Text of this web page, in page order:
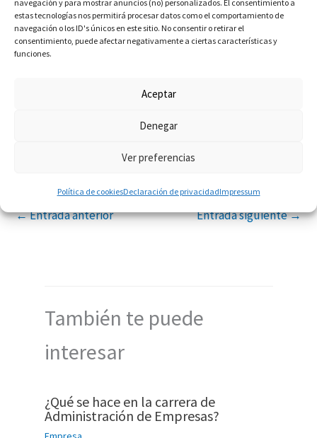
navegación y para mostrar anuncios (no) personalizados. El consentimiento a
estas tecnologías nos permitirá procesar datos como el comportamiento de
navegación o los ID's únicos en este sitio. No consentir o retirar el
consentimiento, puede afectar negativamente a ciertas características y
funciones.
Aceptar
Denegar
Ver preferencias
Política de cookiesDeclaración de privacidadImpressum
humano, la regulación de la tecnología y el
equilibrio entre la personalización y la interacción
humana. La Revolución 5.0 plantea desafíos y
medida de cómo las organizaciones y las
sociedades aborden estos aspectos críticos.
←Entrada anterior Entrada siguiente→
También te puede
interesar
¿Qué se hace en la carrera de
Administración de Empresas?